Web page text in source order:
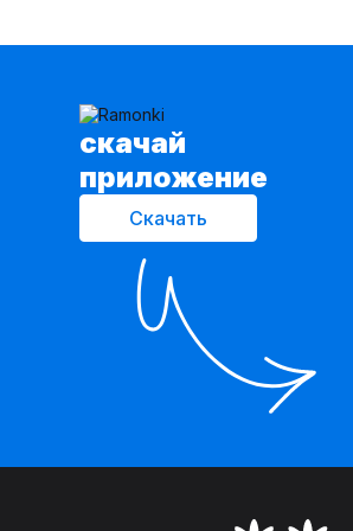
cкачай
приложение
Скачать